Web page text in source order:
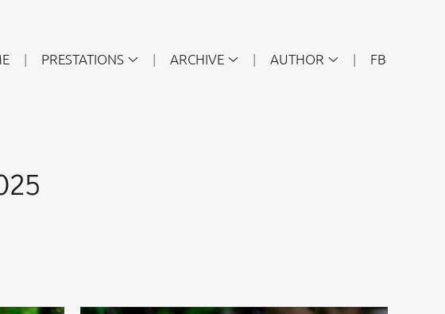
PRESTATIONS ARCHIVE AUTHOR FB